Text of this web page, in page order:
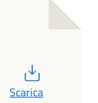
Scarica